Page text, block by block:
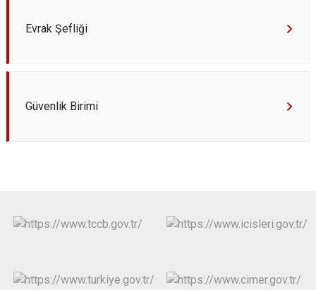
Evrak Şefliği
Güvenlik Birimi